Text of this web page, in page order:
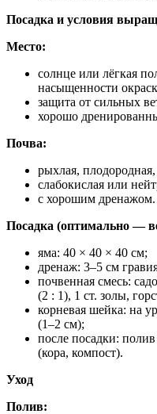
Посадка и условия
Место:
солнце или лёгкая
насыщенности
защита от сильных
хорошо
Почва:
рыхлая,
слабокислая или
с хорошим дренажом.
Посадка (оптимально —
яма: 40 × 40 × 40 см;
дренаж: 3–5 см
почвенная смесь:
(2 : 1), 1 ст. золы,
корневая шейка: на
(1–2 см);
после посадки:
(кора, компост).
Уход
Полив: